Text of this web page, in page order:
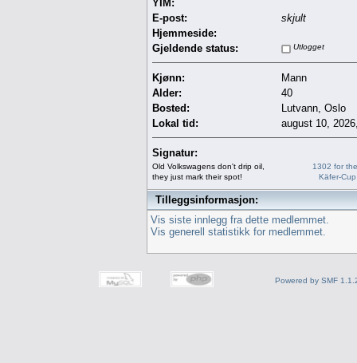
YIM:
E-post:
skjult
Hjemmeside:
Gjeldende status:
Utlogget
Kjønn:
Mann
Alder:
40
Bosted:
Lutvann, Oslo
Lokal tid:
august 10,
Signatur:
Old Volkswagens don't drip oil,
1302 for
they just mark their spot! Käfer-Cup
Tilleggsinformasjon:
Vis siste innlegg fra dette medlemmet.
Vis generell statistikk for medlemmet.
Powered by SMF